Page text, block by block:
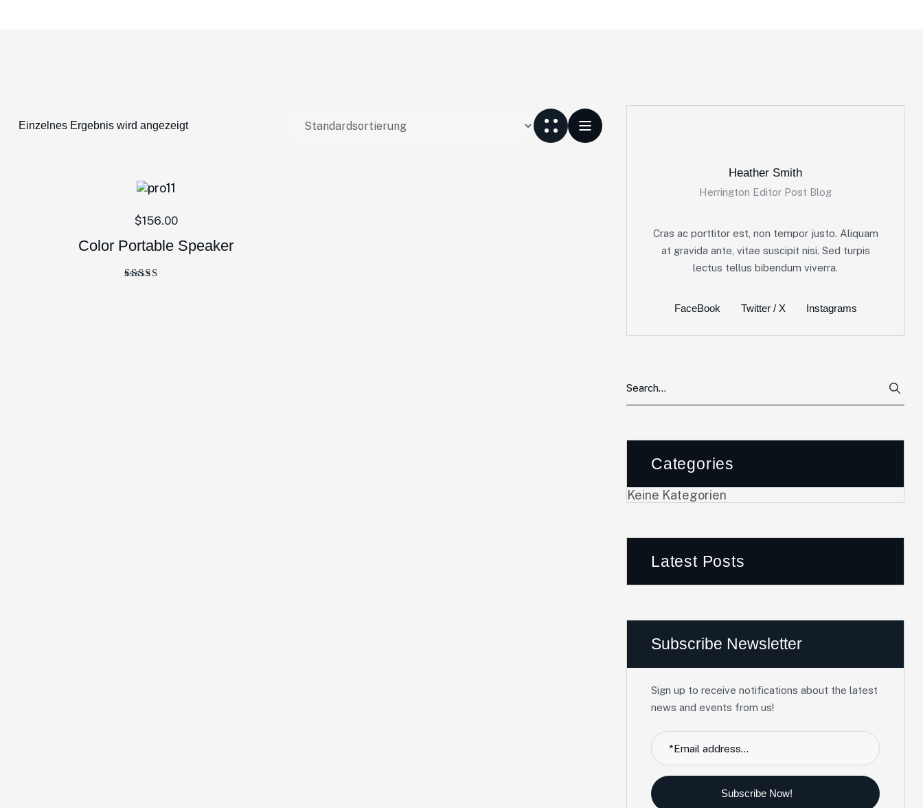
Einzelnes Ergebnis wird angezeigt
$156.00
Color Portable Speaker
Heather Smith
Herrington Editor Post Blog
Cras ac porttitor est, non tempor justo. Aliquam
at gravida ante, vitae suscipit nisi. Sed turpis
lectus tellus bibendum viverra.
FaceBook Twitter / X Instagrams
Categories
Keine Kategorien
Latest Posts
Subscribe Newsletter
Sign up to receive notifications about the latest
news and events from us!
Subscribe Now!